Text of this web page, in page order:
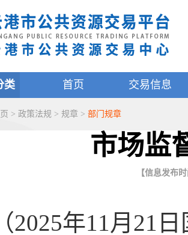
类 首页 交易信息
> 政策法规 > 规章 > 部门规章
市场监
【信息发布
（2025年11月21